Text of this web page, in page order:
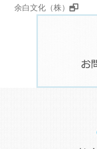
余白文化（株）